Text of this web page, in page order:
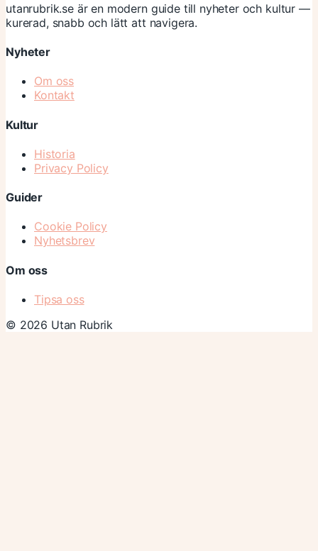
utanrubrik.se är en modern guide till nyheter och kultur —
kurerad, snabb och lätt att navigera.
Nyheter
Om oss
Kontakt
Kultur
Historia
Privacy Policy
Guider
Cookie Policy
Nyhetsbrev
Om oss
Tipsa oss
© 2026 Utan Rubrik